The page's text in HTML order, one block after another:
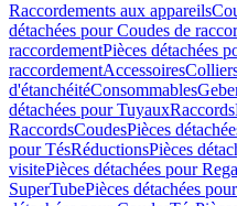
Raccordements aux appareils
détachées pour Coudes de
raccordementPièces détachées
raccordementAccessoires
d'étanchéitéConsommables
détachées pour TuyauxRaccords
RaccordsCoudesPièces
pour TésRéductionsPièces
visitePièces détachées pour
SuperTubePièces détachées